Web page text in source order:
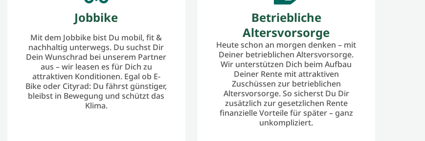
Jobbike
Mit dem Jobbike bist Du mobil, fit &
nachhaltig unterwegs. Du suchst Dir
Dein Wunschrad bei unserem Partner
aus – wir leasen es für Dich zu
attraktiven Konditionen. Egal ob E-
Bike oder Cityrad: Du fährst günstiger,
bleibst in Bewegung und schützt das
Klima.
Betriebliche
Altersvorsorge
Heute schon an morgen denken – mit
Deiner betrieblichen Altersvorsorge.
Wir unterstützen Dich beim Aufbau
Deiner Rente mit attraktiven
Zuschüssen zur betrieblichen
Altersvorsorge. So sicherst Du Dir
zusätzlich zur gesetzlichen Rente
finanzielle Vorteile für später – ganz
unkompliziert.